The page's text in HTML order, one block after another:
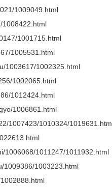
1009049.html
1001715.html
1005531.html
1003617/1002325.html
1002065.html
1012424.html
1006861.html
1007423/1010324/1019631.html
1006068/1011247/1011932.html
1009386/1003223.html